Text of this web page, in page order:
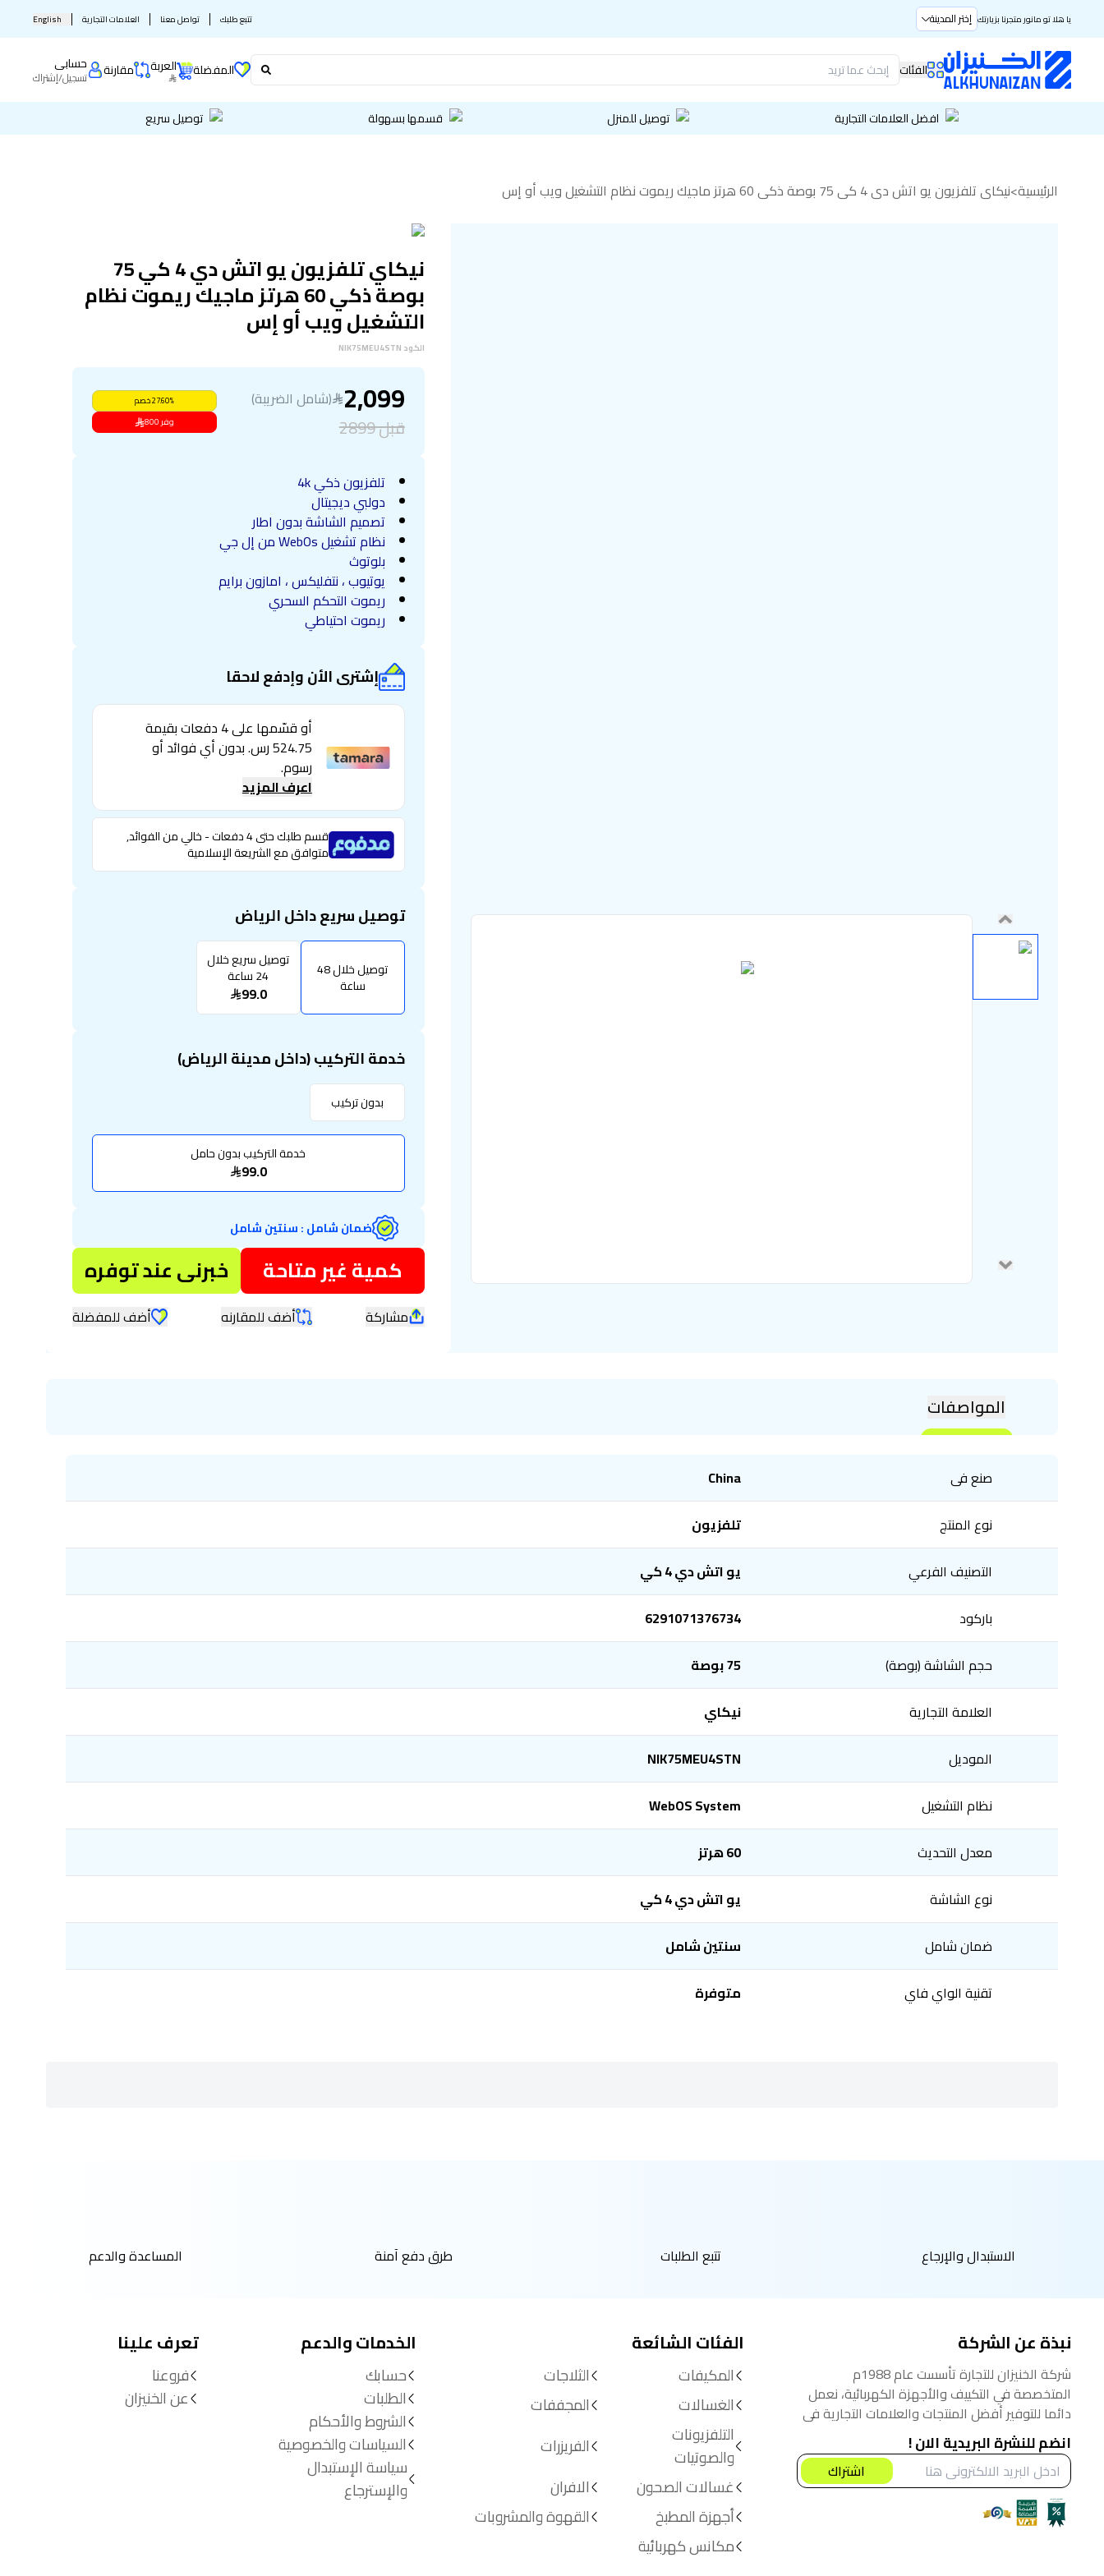
يا هلا تو مانور متجرنا بزيارتك إختر المدينة تتبع طلبك تواصل معنا العلامات التجارية English
الفئات المفضلة العربة مقارنة حسابى
تسجيل/إشتراك
افضل العلامات التجارية توصيل للمنزل قسمها بسهولة توصيل سريع
الرئيسية>نيكاي تلفزيون يو اتش دي 4 كي 75 بوصة ذكي 60 هرتز ماجيك ريموت نظام التشغيل ويب أو إس
نيكاي تلفزيون يو اتش دي 4 كي 75
بوصة ذكي 60 هرتز ماجيك ريموت نظام
التشغيل ويب أو إس
الكود NIK75MEU4STN
2,099 (شامل الضريبة)
قبل2899
27.60% خصم
وفر800
تلفزيون ذكي 4k
دولبي ديجيتال
تصميم الشاشة بدون اطار
نظام تشغيل WebOs من إل جي
بلوتوث
يوتيوب ، نتفليكس ، امازون برايم
ريموت التحكم السحري
ريموت احتياطي
إشترى الأن وإدفع لاحقا
أو قسّمها على 4 دفعات بقيمة
524.75 رس. بدون أي فوائد أو
رسوم.
اعرف المزيد
قسم طلبك حتى 4 دفعات - خالي من الفوائد,
متوافق مع الشريعة الإسلامية
توصيل سريع داخل الرياض
توصيل خلال 48
ساعة
توصيل سريع خلال
24 ساعة
99.0
خدمة التركيب (داخل مدينة الرياض)
بدون تركيب
خدمة التركيب بدون حامل
99.0
ضمان شامل:سنتين شامل
كمية غير متاحة خبرنى عند توفره
مشاركة أضف للمقارنه أضف للمفضلة
المواصفات
صنع فى
China
نوع المنتج
تلفزيون
التصنيف الفرعي
يو اتش دي 4 كي
باركود
6291071376734
حجم الشاشة (بوصة)
75 بوصة
العلامة التجارية
نيكاي
الموديل
NIK75MEU4STN
نظام التشغيل
WebOS System
معدل التحديث
60 هرتز
نوع الشاشة
يو اتش دي 4 كي
ضمان شامل
سنتين شامل
تقنية الواي فاي
متوفرة
الاستبدال والإرجاع تتبع الطلبات طرق دفع آمنة المساعدة والدعم
نبذة عن الشركة
شركة الخنيزان للتجارة تأسست عام 1988م
المتخصصة في التكييف والأجهزة الكهربائية، نعمل
دائما للتوفير أفضل المنتجات والعلامات التجارية في
السوق السعودي، نؤمن أنه من حق المستهلك
الحصول على أفضل المنتجات بأفضل سعر.
انضم للنشرة البريدية الان !
اشتراك
الفئات الشائعة
المكيفات
الثلاجات
الغسالات
المجففات
التلفزيونات
والصوتيات
الفريزرات
غسالات الصحون
الافران
أجهزة المطبخ
القهوة والمشروبات
مكانس كهربائية
الخدمات والدعم
حسابك
الطلبات
الشروط والأحكام
السياسات والخصوصية
سياسة الإستبدال
والإسترجاع
تعرف علينا
فروعنا
عن الخنيزان